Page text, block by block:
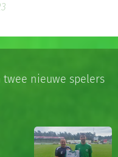
nieuwe spelers